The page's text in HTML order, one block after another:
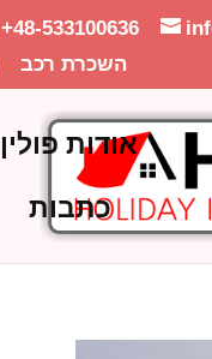
+48-533100636
השכרת רכב
אודות פולין
כתבות